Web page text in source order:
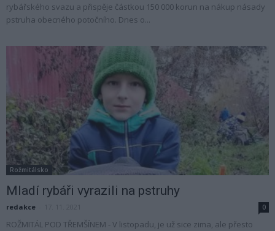
rybářského svazu a přispěje částkou 150 000 korun na nákup násady
pstruha obecného potočního. Dnes o...
Rožmitálsko
Mladí rybáři vyrazili na pstruhy
redakce 0
ROŽMITÁL POD TŘEMŠÍNEM - V listopadu, je už sice zima, ale přesto